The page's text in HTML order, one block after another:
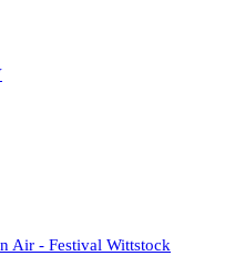
Air - Festival Wittstock